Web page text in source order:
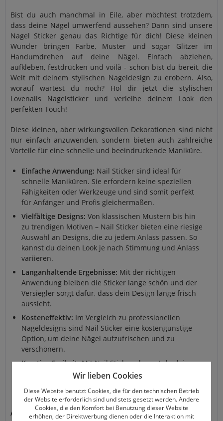
Bist du auch manchmal in Eile, aber möchtest trotzdem,
dass deine Nägel umwerfend aussehen? Dann sind unsere
Nagel Sticker genau das Richtige für dich! Diese kleinen
Wunder bringen Farbe, Muster und sogar Glitzer im
Handumdrehen auf deine Nägel. Einfach abziehen,
aufkleben, festdrücken und voilà - schon bist du bereit, die
Welt mit deinem stylischen Nageldesign zu erobern. Also,
worauf wartest du noch? Hol dir jetzt die stylischen
Lovenails Nagelsticker und verleihe deinem Look den
perfekten Touch!
Diese kleinen, aber wirkungsvollen Dekorationen sind nicht
nur einfach anzuwenden, sondern bieten auch zahlreiche
Vorteile für eine schnelle und beeindruckende Maniküre.
Einfache Anwendung: Nail Sticker sind ideal für
schnelle Maniküren. Sie erfordern keine speziellen
Fähigkeiten oder Werkzeuge und sind somit perfekt
für Anfänger und Profis gleichermaßen.
Vielfältige Designs: Von klassischen Mustern bis hin
zu trendigen Motiven – Nail Sticker bieten eine riesige
Auswahl an Designs, die zu jedem Anlass passen. So
kannst du deinen Look je nach Stimmung und Anlass
variieren.
Langanhaltende Ergebnisse: Mit der richtigen
Anwendung bleiben die Sticker lange schön und der
Versiegler sorgt dafür, dass dein Design lange frisch
aussieht.
Kosteneffektiv: Im Vergleich zu professionellen
Nageldesigns sind Nail Sticker eine kostengünstige
Option, um deine Nägel aufzufrischen und zu
verschönern.
Kreative Freiheit:Mit Nail Stickern kannst du deiner
Kreativität freien Lauf lassen und verschiedene
Mustern, um deinen individuellen Stil zu finden.
Anwendung:
Wir lieben Cookies
Diese Website benutzt Cookies, die für den technischen Betrieb
der Website erforderlich sind und stets gesetzt werden. Andere
Cookies, die den Komfort bei Benutzung dieser Website
erhöhen, der Direktwerbung dienen oder die Interaktion mit